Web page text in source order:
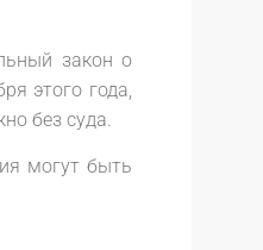
закон о
этого года,
без суда.
могут быть